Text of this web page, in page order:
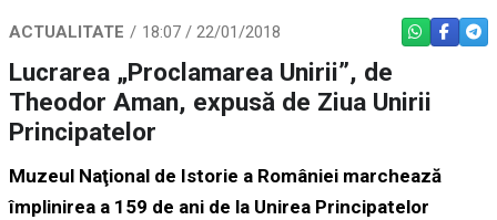
ACTUALITATE 18:07 / 22/01/2018 WHATSAPP
Lucrarea „Proclamarea Unirii”, de
Theodor Aman, expusă de Ziua Unirii
Principatelor
Muzeul Naţional de Istorie a României marchează
împlinirea a 159 de ani de la Unirea Principatelor